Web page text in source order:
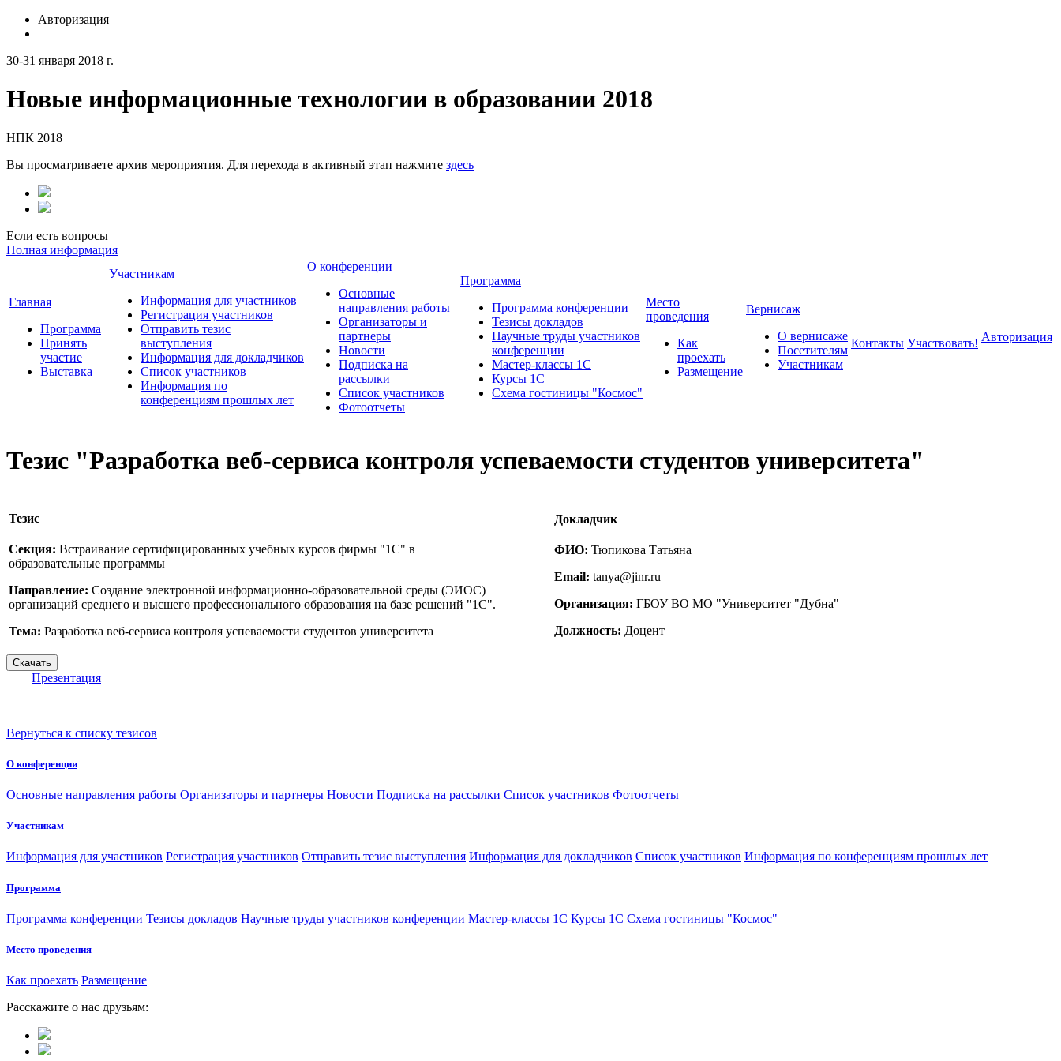
Авторизация
30-31 января 2018 г.
Новые информационные технологии в образовании 2018
НПК 2018
Вы просматриваете архив мероприятия. Для перехода в активный этап нажмите здесь
Если есть вопросы
Полная информация
Главная
Программа
Принять
участие
Выставка
Участникам
Информация для участников
Регистрация участников
Отправить тезис
выступления
Информация для докладчиков
Список участников
Информация по
конференциям прошлых лет
О конференции
Основные
направления работы
Организаторы и
партнеры
Новости
Подписка на
рассылки
Список участников
Фотоотчеты
Программа
Программа конференции
Тезисы докладов
Научные труды участников
конференции
Мастер-классы 1С
Курсы 1С
Схема гостиницы "Космос"
Место
проведения
Как
проехать
Размещение
Вернисаж
О вернисаже
Посетителям
Участникам
Контакты Участвовать! Авторизация
Тезис "Разработка веб-сервиса контроля успеваемости студентов университета"
Тезис
Секция: Встраивание сертифицированных учебных курсов фирмы "1С" в
образовательные программы
Направление: Создание электронной информационно-образовательной среды (ЭИОС)
организаций среднего и высшего профессионального образования на базе решений "1С".
Тема: Разработка веб-сервиса контроля успеваемости студентов университета
Докладчик
ФИО: Тюпикова Татьяна
Email: tanya@jinr.ru
Организация: ГБОУ ВО МО "Университет "Дубна"
Должность: Доцент
Презентация
Вернуться к списку тезисов
О конференции
Основные направления работы Организаторы и партнеры Новости Подписка на рассылки Список участников Фотоотчеты
Участникам
Информация для участников Регистрация участников Отправить тезис выступления Информация для докладчиков Список участников Информация по конференциям прошлых лет
Программа
Программа конференции Тезисы докладов Научные труды участников конференции Мастер-классы 1С Курсы 1С Схема гостиницы "Космос"
Место проведения
Как проехать Размещение
Расскажите о нас друзьям: